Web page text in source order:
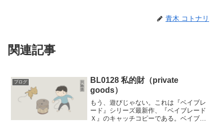
青木 コトナリ
関連記事
ブログ
BL0128 私的財（private
goods）
もう、遊びじゃない。これは『ベイブレ
ード』シリーズ最新作、『ベイブレード
Ｘ』のキャッチコピーである。ベイブレ